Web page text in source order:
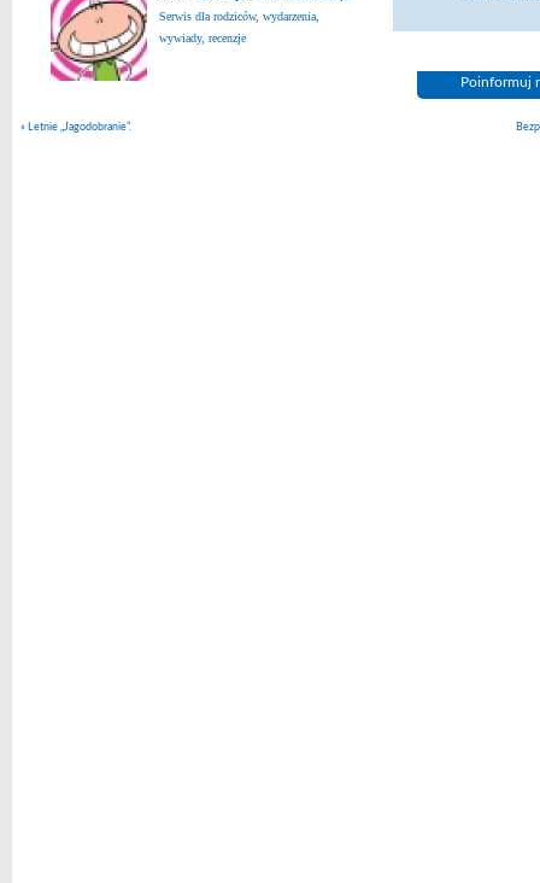
Serwis dla rodziców, wydarzenia,
wywiady, recenzje
Poinformuj
« Letnie „Jagodobranie”.